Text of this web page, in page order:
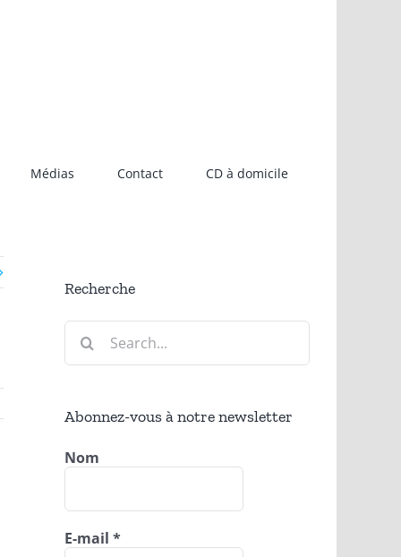
Médias Contact CD à domicile
Recherche
Search
Abonnez-vous à notre newsletter
Nom
E-mail*